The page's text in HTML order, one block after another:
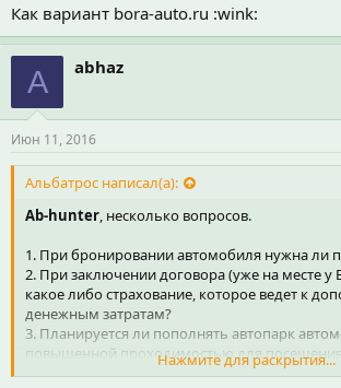
Как вариант bora-auto.ru :wink:
A abhaz
Июн 11, 2016
Альбатрос написал(а):
Ab-hunter, несколько вопросов.
1. При бронировании автомобиля нужна ли
2. При заключении договора (уже на месте у
какое либо страхование, которое ведет к
денежным затратам?
3. Планируется ли пополнять автопарк
повышенной проходимостью для
местности?
Нажмите для раскрытия...